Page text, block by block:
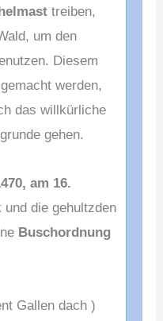
treiben,
umden
Diesem
werden,
das willkürliche
gehen.
am 16.
und die gehultzden
Buschordnung
Gallen dach )